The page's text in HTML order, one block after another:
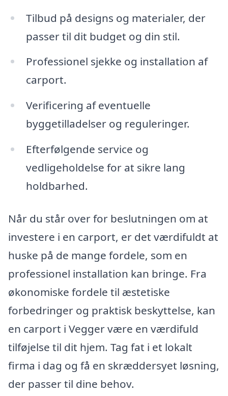
Tilbud på designs og materialer, der
passer til dit budget og din stil.
Professionel sjekke og installation af
carport.
Verificering af eventuelle
byggetilladelser og reguleringer.
Efterfølgende service og
vedligeholdelse for at sikre lang
holdbarhed.
Når du står over for beslutningen om at
investere i en carport, er det værdifuldt at
huske på de mange fordele, som en
professionel installation kan bringe. Fra
økonomiske fordele til æstetiske
forbedringer og praktisk beskyttelse, kan
en carport i Vegger være en værdifuld
tilføjelse til dit hjem. Tag fat i et lokalt
firma i dag og få en skræddersyet løsning,
der passer til dine behov.